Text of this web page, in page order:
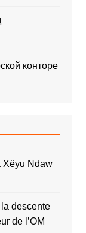
конторе
Xëyu Ndaw
descente
de l’OM